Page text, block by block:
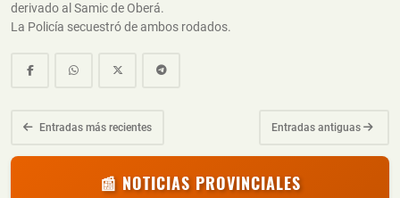
derivado al Samic de Oberá.
La Policía secuestró de ambos rodados.
Entradas más recientes Entradas antiguas
📰 NOTICIAS PROVINCIALES